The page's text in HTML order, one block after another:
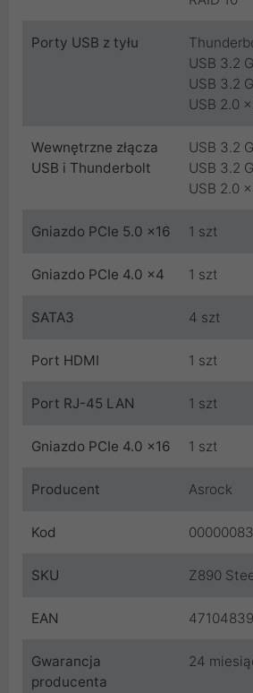
Porty USB z tyłu
USB 3.2
USB 3.2
USB 2.0
Wewnętrzne złącza
USB i Thunderbolt
USB 3.2
USB 3.2
USB 2.0
Gniazdo PCIe 5.0 x16 1 szt
Gniazdo PCIe 4.0 x4 1 szt
SATA3 4 szt
Port HDMI 1 szt
Port RJ-45 LAN 1 szt
Gniazdo PCIe 4.0 x16 1 szt
Producent Asrock
Kod
SKU Z890
EAN
Gwarancja
producenta
24